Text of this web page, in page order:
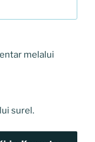
melalui
surel.